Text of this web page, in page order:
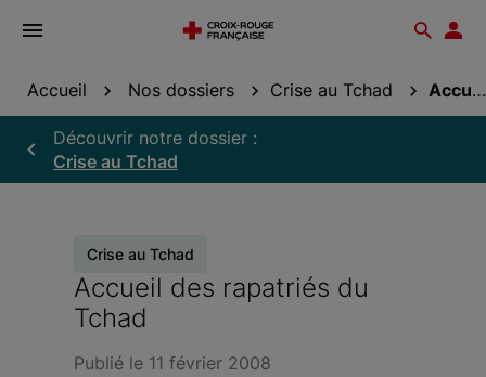
Ouvrir
Accueil Nos dossiers Crise au Tchad Accueil des rapatriés du Tchad
Découvrir notre dossier :
Crise au Tchad
Crise au Tchad
Accueil des rapatriés du
Tchad
Publié le 11 février 2008